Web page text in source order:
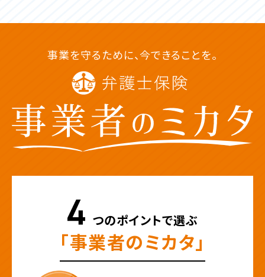
事業を守るために、今できることを。
つのポイントで選ぶ
「事業者のミカタ」